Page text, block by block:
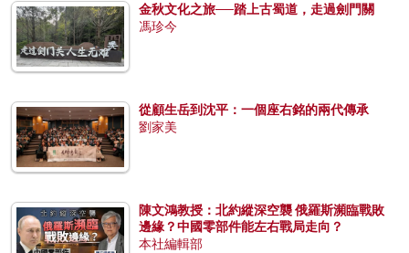
金秋文化之旅──踏上古蜀道，走過劍門關
馮珍今
從顧生岳到沈平：一個座右銘的兩代傳承
劉家美
陳文鴻教授：北約縱深空襲 俄羅斯瀕臨戰敗
邊緣？中國零部件能左右戰局走向？
本社編輯部